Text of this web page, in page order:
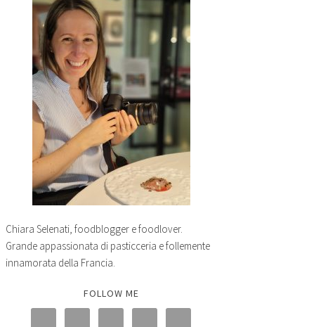
Chiara Selenati, foodblogger e foodlover.
Grande appassionata di pasticceria e follemente
innamorata della Francia.
FOLLOW ME